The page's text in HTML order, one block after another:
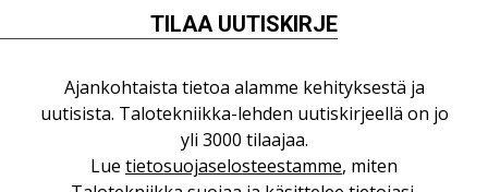
Datakeskusurakointi on tekniikkalaji
Jarno Hacklin Cervin yrityskaupasta:
”Asiakkaat hakevat kumppaneita, jotka
yhdistävät useita teknisiä osaamisalueita
TILAA UUTISKIRJE
Ajankohtaista tietoa alamme kehityksestä ja
uutisista. Talotekniikka-lehden uutiskirjeellä on jo
yli 3000 tilaajaa.
Lue tietosuojaselosteestamme, miten